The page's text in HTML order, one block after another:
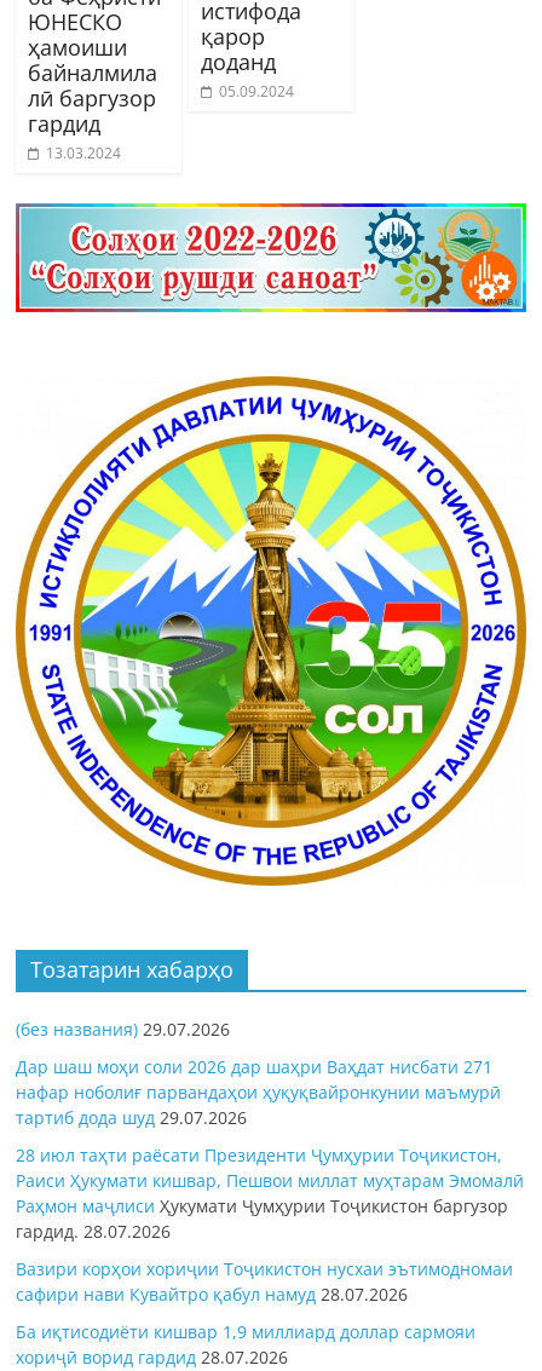
ЮНЕСКО
ҳамоиши
байналмила
лӣ баргузор
гардид
13.03.2024
истифода
қарор
доданд
05.09.2024
Тозатарин хабарҳо
(без названия) 29.07.2026
Дар шаш моҳи соли 2026 дар шаҳри Ваҳдат нисбати 271
нафар ноболиғ парвандаҳои ҳуқуқвайронкунии маъмурӣ
тартиб дода шуд 29.07.2026
28 июл таҳти раёсати Президенти Ҷумҳурии Тоҷикистон,
Раиси Ҳукумати кишвар, Пешвои миллат муҳтарам Эмомалӣ
Раҳмон маҷлисиҲукумати Ҷумҳурии Тоҷикистон баргузор
гардид.28.07.2026
Вазири корҳои хориҷии Тоҷикистон нусхаи эътимодномаи
сафири нави Кувайтро қабул намуд 28.07.2026
Ба иқтисодиёти кишвар 1,9 миллиард доллар сармояи
хориҷӣ ворид гардид 28.07.2026